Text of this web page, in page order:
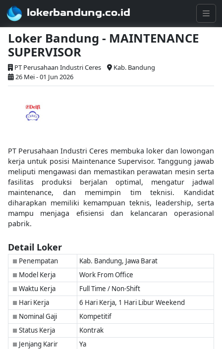
lokerbandung.co.id
Loker Bandung - MAINTENANCE
SUPERVISOR
PT Perusahaan Industri Ceres
Kab. Bandung
26 Mei - 01 Jun 2026
PT Perusahaan Industri Ceres membuka loker dan lowongan
kerja untuk posisi Maintenance Supervisor. Tanggung jawab
meliputi mengawasi dan memastikan perawatan mesin serta
fasilitas produksi berjalan optimal, mengatur jadwal
maintenance, dan memimpin tim teknisi. Kandidat
diharapkan memiliki kemampuan teknis, leadership, serta
mampu menjaga efisiensi dan kelancaran operasional
pabrik.
Detail Loker
■ Penempatan Kab. Bandung, Jawa Barat
■ Model Kerja Work From Office
■ Waktu Kerja Full Time / Non-Shift
■ Hari Kerja 6 Hari Kerja, 1 Hari Libur Weekend
■ Nominal Gaji Kompetitif
■ Status Kerja Kontrak
■ Jenjang Karir Ya